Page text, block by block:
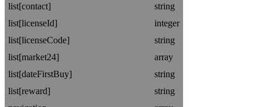
list[contact]
string
list[licenseId]
integer
list[licenseCode]
string
list[market24]
array
list[dateFirstBuy]
string
list[reward]
string